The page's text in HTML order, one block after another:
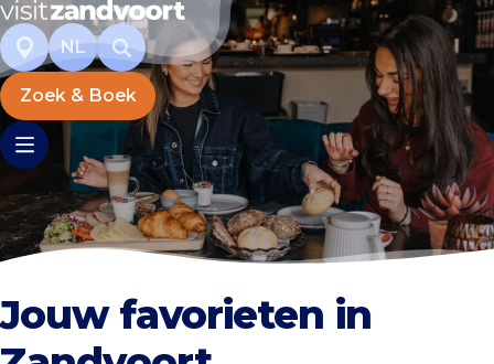
NL
Zoek & Boek
Jouw favorieten in